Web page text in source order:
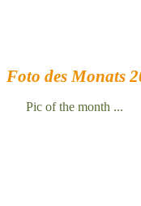
Foto des Monats
Pic of the month ...